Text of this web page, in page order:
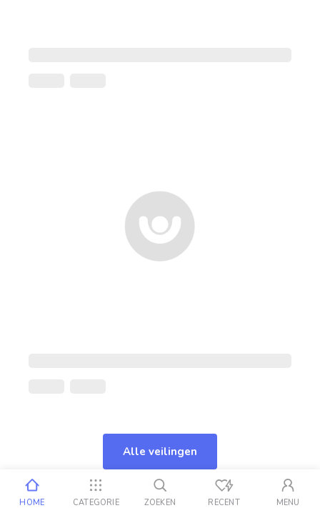
Alle veilingen
HOME CATEGORIE ZOEKEN RECENT MENU